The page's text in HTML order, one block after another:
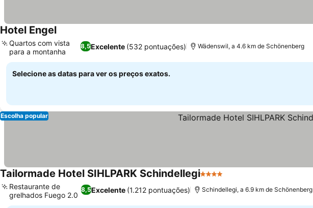
Hotel Engel
8,5Excelente (532 pontuações)
Quartos com vista
para a montanha
Wädenswil, a 4.6 km de Schönenberg
Selecione as datas para ver os preços exatos.
Escolha popular
Tailormade Hotel SIHLPARK Schindellegi4 Estrelas
8,5Excelente (1.212 pontuações)
Restaurante de
grelhados Fuego 2.0
Schindellegi, a 6.9 km de Schönenberg